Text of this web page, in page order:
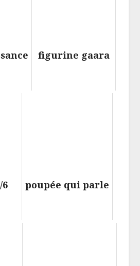
figurine gaara
poupée qui parle